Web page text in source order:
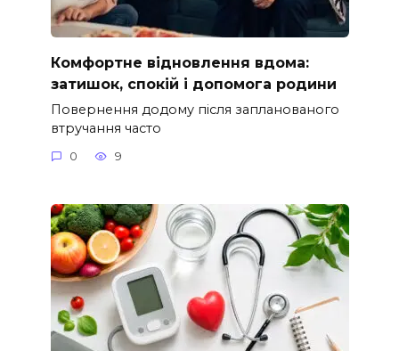
Комфортне відновлення вдома:
затишок, спокій і допомога родини
Повернення додому після запланованого
втручання часто
0 9